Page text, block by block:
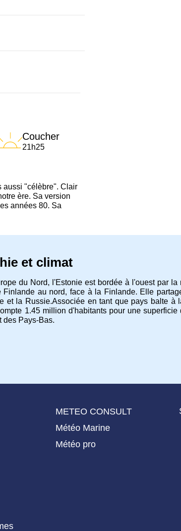
Coucher
21h25
aussi "célèbre". Clair
ère. Sa version
années 80. Sa
et climat
du Nord, l'Estonie est bordée à l'ouest par la
Finlande au nord, face à la Finlande. Elle
et la Russie.Associée en tant que pays balte à
1.45 million d'habitants pour une superficie
des Pays-Bas.
METEO CONSULT
Météo Marine
Météo pro